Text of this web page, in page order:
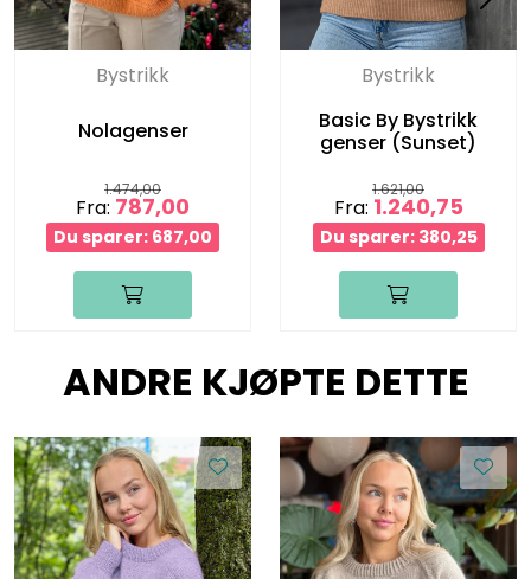
Bystrikk
Nolagenser
1.474,00
Fra: 787,00
Du sparer: 687,00
Bystrikk
Basic By Bystrikk
genser (Sunset)
1.621,00
Fra: 1.240,75
Du sparer: 380,25
ANDRE KJØPTE DETTE